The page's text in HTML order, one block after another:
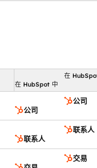
在
在 HubSpot 中
公司
公司
联系人
联系人
交易